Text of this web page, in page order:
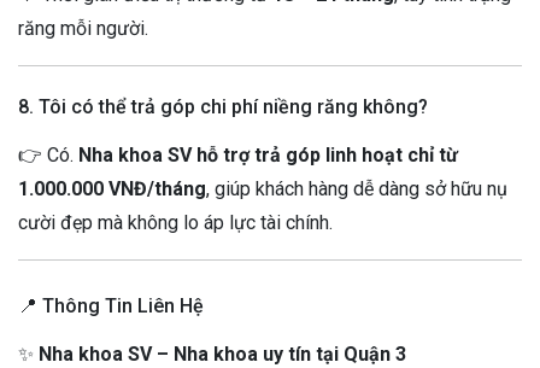
răng mỗi người.
8. Tôi có thể trả góp chi phí niềng răng không?
👉 Có. Nha khoa SV hỗ trợ trả góp linh hoạt chỉ từ
1.000.000 VNĐ/tháng, giúp khách hàng dễ dàng sở hữu nụ
cười đẹp mà không lo áp lực tài chính.
📍 Thông Tin Liên Hệ
✨ Nha khoa SV – Nha khoa uy tín tại Quận 3